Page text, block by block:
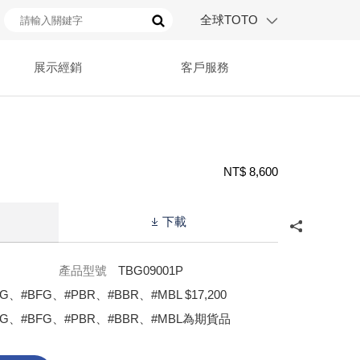
全球TOTO
展示經銷 客戶服務
NT$ 8,600
下載
產品型號
TBG09001P
、#BFG、#PBR、#BBR、#MBL $17,200
、#BFG、#PBR、#BBR、#MBL為期貨品